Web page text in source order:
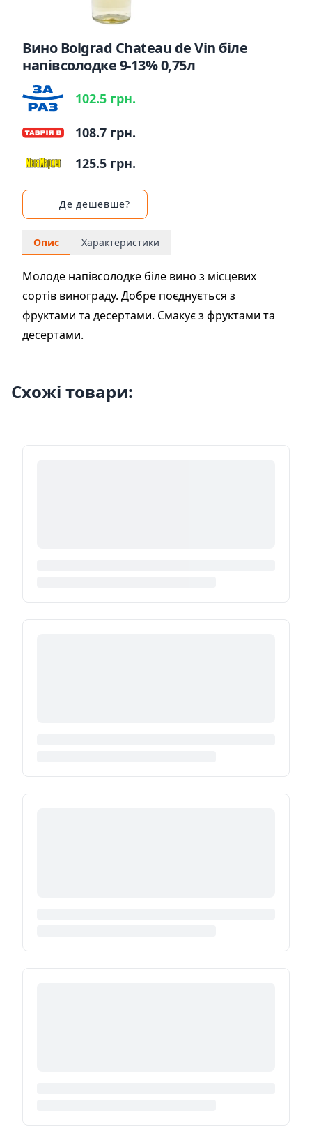
Вино Bolgrad Chateau de Vin біле
напівсолодке 9-13% 0,75л
102.5 грн.
108.7 грн.
125.5 грн.
Де дешевше?
Опис Характеристики
Молоде напівсолодке біле вино з місцевих
сортів винограду. Добре поєднується з
фруктами та десертами. Смакує з фруктами та
десертами.
Схожі товари: